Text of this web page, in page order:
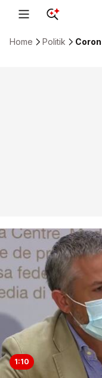
Home Politik
1:10